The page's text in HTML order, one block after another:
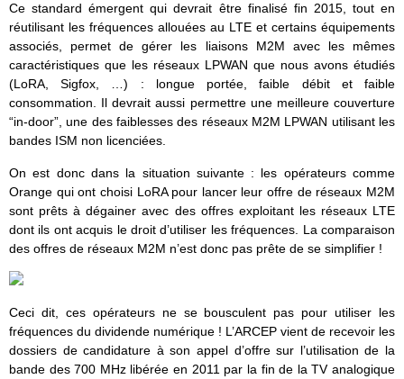
Ce standard émergent qui devrait être finalisé fin 2015, tout en
réutilisant les fréquences allouées au LTE et certains équipements
associés, permet de gérer les liaisons M2M avec les mêmes
caractéristiques que les réseaux LPWAN que nous avons étudiés
(LoRA, Sigfox, …) : longue portée, faible débit et faible
consommation. Il devrait aussi permettre une meilleure couverture
“in-door”, une des faiblesses des réseaux M2M LPWAN utilisant les
bandes ISM non licenciées.
On est donc dans la situation suivante : les opérateurs comme
Orange qui ont choisi LoRA pour lancer leur offre de réseaux M2M
sont prêts à dégainer avec des offres exploitant les réseaux LTE
dont ils ont acquis le droit d’utiliser les fréquences. La comparaison
des offres de réseaux M2M n’est donc pas prête de se simplifier !
Ceci dit, ces opérateurs ne se bousculent pas pour utiliser les
fréquences du dividende numérique ! L’ARCEP vient de recevoir les
dossiers de candidature à son appel d’offre sur l’utilisation de la
bande des 700 MHz libérée en 2011 par la fin de la TV analogique